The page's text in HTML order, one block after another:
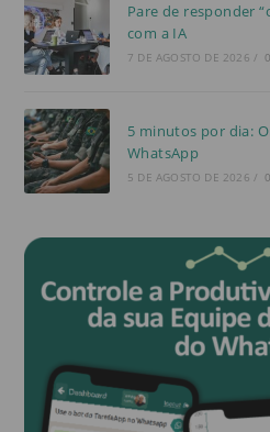
Pare de responder
com a IA
7 DE AGOSTO DE 2026 /
5 minutos por dia:
WhatsApp
5 DE AGOSTO DE 2026 /